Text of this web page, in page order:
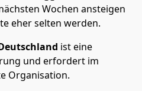
Wochen ansteigen
eher selten werden.
ist eine
und erfordert im
Organisation.